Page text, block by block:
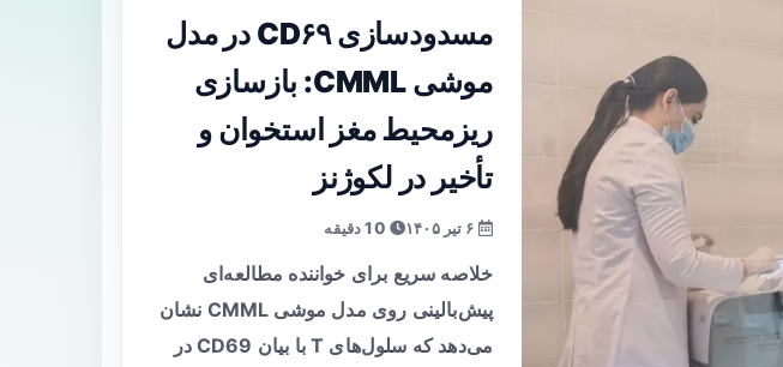
مسدودسازی CD۶۹ در مدل
موشی CMML: بازسازی
ریزمحیط مغز استخوان و
تأخیر در لکوژنز
خلاصه سریع برای خواننده مطالعه‌ای
پیش‌بالینی روی مدل موشی CMML نشان
می‌دهد که سلول‌های T با بیان CD69 در